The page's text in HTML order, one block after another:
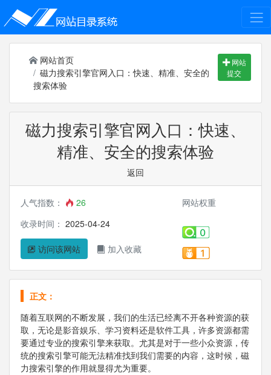
网站首页
磁力搜索引擎官网入口：快速、精准、安全的
搜索体验
网站
提交
磁力搜索引擎官网入口：快速、
精准、安全的搜索体验
返回
人气指数：
26
收录时间： 2025-04-24
访问该网站 加入收藏
网站权重
正文：
随着互联网的不断发展，我们的生活已经离不开各种资源的获
取，无论是影音娱乐、学习资料还是软件工具，许多资源都需
要通过专业的搜索引擎来获取。尤其是对于一些小众资源，传
统的搜索引擎可能无法精准找到我们需要的内容，这时候，磁
力搜索引擎的作用就显得尤为重要。